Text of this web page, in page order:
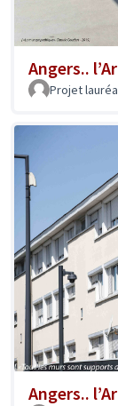
Angers..
Projet
Angers..